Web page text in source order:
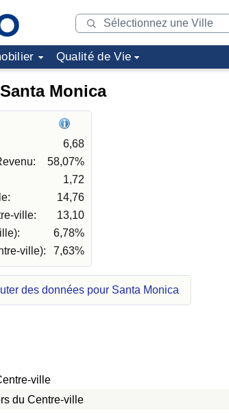
Qualité de Vie
Monica
6,68
58,07%
1,72
14,76
ville:
13,10
6,78%
ville):
7,63%
des données pour Santa Monica
ville
du Centre-ville